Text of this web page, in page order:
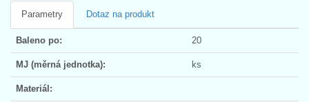
Parametry Dotaz na produkt
Baleno po: 20
MJ (měrná jednotka): ks
Materiál: